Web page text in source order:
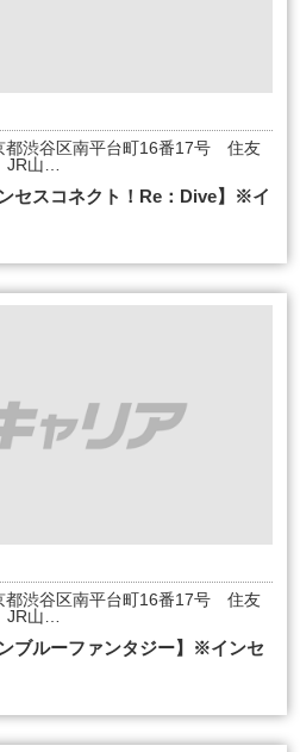
都渋谷区南平台町16番17号 住友
JR山…
セスコネクト！Re：Dive】※イ
都渋谷区南平台町16番17号 住友
JR山…
ブルーファンタジー】※インセ